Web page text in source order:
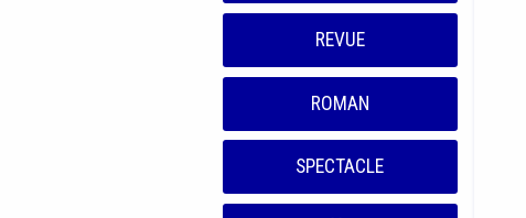
REVUE
ROMAN
SPECTACLE